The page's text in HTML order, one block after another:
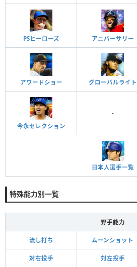
PSヒーローズ アニバーサリー
アワードショー グローバルライト
今永セレクション
-
日本人選手一覧
特殊能力別一覧
野手能力
流し打ち ムーンショット
対右投手 対左投手